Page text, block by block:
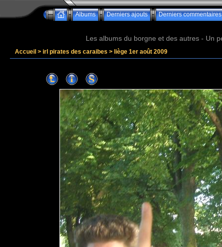
Albums Derniers ajouts Derniers commentaires
Les albums du borgne et des autres - Un
Accueil > irl pirates des caraibes > liège 1er août 2009